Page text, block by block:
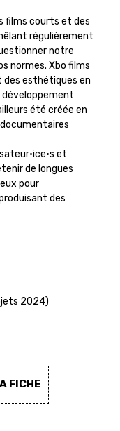
films courts et des
régulièrement
notre
normes. Xbo films
esthétiques en
été créée en
et
de longues
pour
des
2024)
FICHE